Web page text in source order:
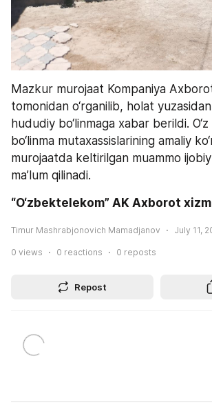
Mazkur murojaat Kompaniya
tomonidan o‘rganilib, holat
hududiy bo‘linmaga xabar berildi.
bo‘linma mutaxassislarining amaliy
murojaatda keltirilgan muammo
ma’lum qilinadi.
“O‘zbektelekom” AK Axborot
Timur Mashrabjonovich Mamadjanov July 11,
0 views 0 reactions 0 reposts
Repost